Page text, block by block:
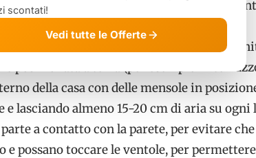
pre-disposizione dell’impianto il
un tecnico specializzato.
la prima cosa da fare è collocare
posizionata a terra (per esempio in
della casa con delle mensole in
lasciando almeno 15-20 cm di aria su ogni
a contatto con la parete, per evitare
possano toccare le ventole, per
scontati!
Vedi tutte le Offerte